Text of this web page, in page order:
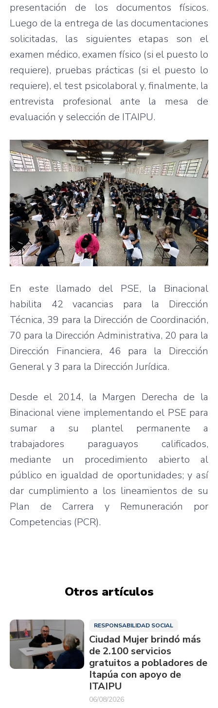
presentación de los documentos físicos.
Luego de la entrega de las documentaciones
solicitadas, las siguientes etapas son el
examen médico, examen físico (si el puesto lo
requiere), pruebas prácticas (si el puesto lo
requiere), el test psicolaboral y, finalmente, la
entrevista profesional ante la mesa de
evaluación y selección de ITAIPU.
En este llamado del PSE, la Binacional
habilita 42 vacancias para la Dirección
Técnica, 39 para la Dirección de Coordinación,
70 para la Dirección Administrativa, 20 para la
Dirección Financiera, 46 para la Dirección
General y 3 para la Dirección Jurídica.
Desde el 2014, la Margen Derecha de la
Binacional viene implementando el PSE para
sumar a su plantel permanente a
trabajadores paraguayos calificados,
mediante un procedimiento abierto al
público en igualdad de oportunidades; y así
dar cumplimiento a los lineamientos de su
Plan de Carrera y Remuneración por
Competencias (PCR).
Otros artículos
RESPONSABILIDAD SOCIAL
Ciudad Mujer brindó más
de 2.100 servicios
gratuitos a pobladores de
Itapúa con apoyo de
ITAIPU
06/08/2026